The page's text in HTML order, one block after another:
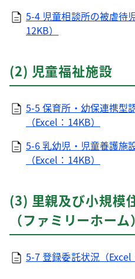
5-4 児童相談所の被虐待
12KB）
(2) 児童福祉施設
5-5 保育所・幼保連携型
（Excel：14KB）
5-6 乳幼児・児童養護施
（Excel：14KB）
(3) 里親及び小規模
（ファミリーホーム）
5-7 登録委託状況（Excel